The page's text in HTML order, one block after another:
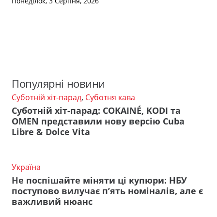
Популярні новини
Суботній хіт-парад, Суботня кава
Суботній хіт-парад: COKAINÉ, KODI та
OMEN представили нову версію Cuba
Libre & Dolce Vita
Україна
Не поспішайте міняти ці купюри: НБУ
поступово вилучає п’ять номіналів, але є
важливий нюанс